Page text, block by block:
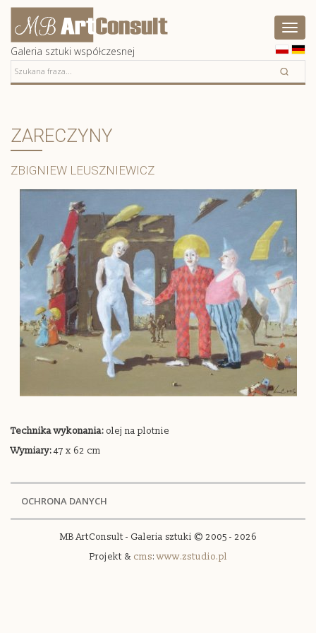
Artconsult
Galeria sztuki współczesnej
Pokaż
menu
ZARECZYNY
ZBIGNIEW LEUSZNIEWICZ
Technika wykonania: olej na plotnie
Wymiary:47 x 62 cm
OCHRONA DANYCH
MB ArtConsult - Galeria sztuki © 2005 - 2026
Projekt & cms:www.zstudio.pl